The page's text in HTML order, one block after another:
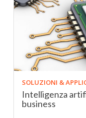
SOLUZIONI &
Intelligenza
business